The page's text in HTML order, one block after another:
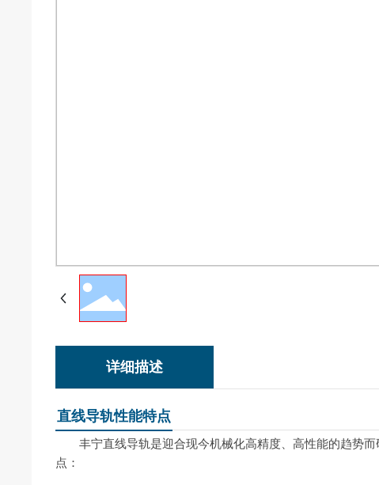
详细描述
直线导轨性能特点
丰宁直线导轨是迎合现今机械化高精度、高性能的趋势而
点：